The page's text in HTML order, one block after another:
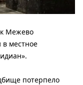
Межево
в местное
потерпело